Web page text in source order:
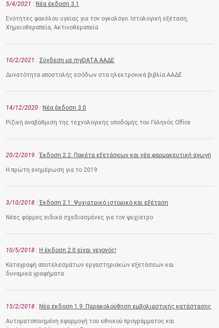
5/4/2021 Νέα έκδοση 3.1
Ενότητες φακέλου υγείας για τον ογκολόγο: Ιστολογική εξέταση,
Χημειοθεραπεία, Ακτινοθεραπεία
10/2/2021 Σύνδεση με myDATA ΑΑΔΕ
Δυνατότητα αποστολής εσόδων στα ηλεκτρονικά βιβλία ΑΑΔΕ
14/12/2020 Νέα έκδοση 3.0
Ριζική αναβάθμιση της τεχνολογικής υποδομής του Γαληνός Office
20/2/2019 Έκδοση 2.2: Πακέτα εξετάσεων και νέα φαρμακευτική αγωγή
Η πρώτη ενημέρωση για το 2019
3/10/2018 Έκδοση 2.1: Ψυχιατρικό ιστορικό και εξέταση
Νέες φόρμες ειδικά σχεδιασμένες για τον ψυχίατρο
10/5/2018 Η έκδοση 2.0 είναι γεγονός!
Καταγραφή αποτελεσμάτων εργαστηριακών εξετάσεων και
δυναμικά γραφήματα
15/2/2018 Νέα έκδοση 1.9: Παρακολούθηση εμβολιαστικής κατάστασης
Αυτοματοποιημένη εφαρμογή του εθνικού προγράμματος και